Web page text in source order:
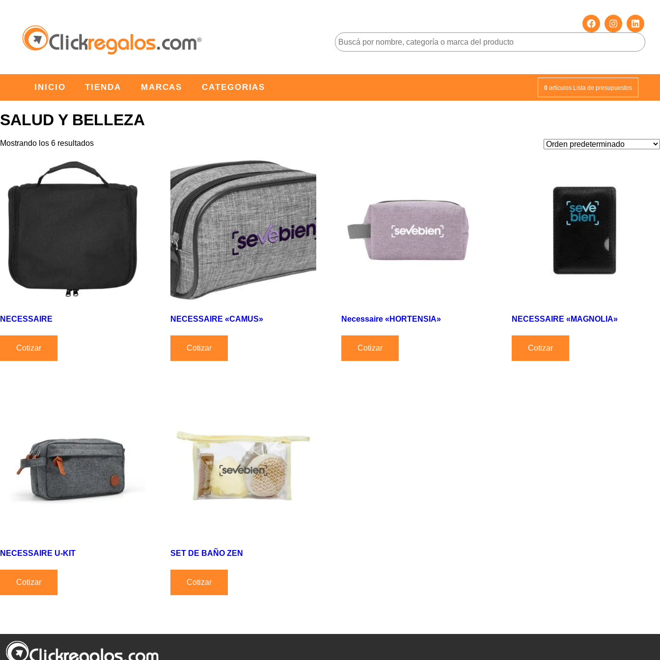
INICIO TIENDA MARCAS CATEGORIAS 0 artículos Lista de presupuestos
SALUD Y BELLEZA
Mostrando los 6 resultados
NECESSAIRE
Cotizar
NECESSAIRE «CAMUS»
Cotizar
Necessaire «HORTENSIA»
Cotizar
NECESSAIRE «MAGNOLIA»
Cotizar
NECESSAIRE U-KIT
Cotizar
SET DE BAÑO ZEN
Cotizar